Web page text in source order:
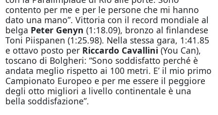
contento per me e per le persone che mi hanno
dato una mano”. Vittoria con il record mondiale al
belga Peter Genyn (1:18.09), bronzo al finlandese
Toni Piispanen (1:25.98). Nella stessa gara, 1:41.85
e ottavo posto per Riccardo Cavallini (You Can),
toscano di Bolgheri: “Sono soddisfatto perché è
andata meglio rispetto ai 100 metri. E’ il mio primo
Campionato Europeo e per me essere il peggiore
degli otto migliori a livello continentale è una
bella soddisfazione”.